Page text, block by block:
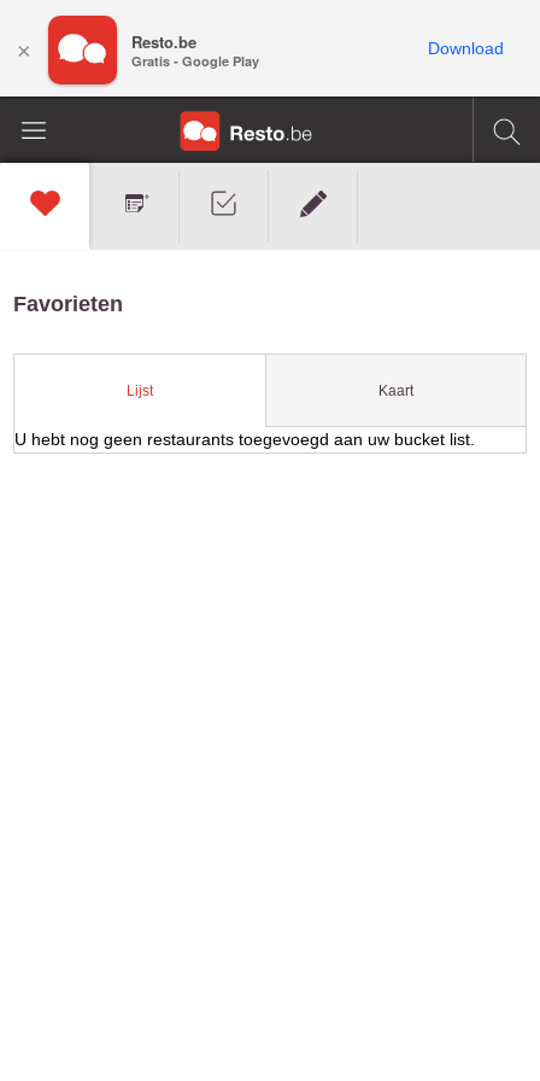
Favorieten
Lijst Kaart
U hebt nog geen restaurants toegevoegd aan uw bucket list.
× Resto.be
Gratis - Google Play
Download